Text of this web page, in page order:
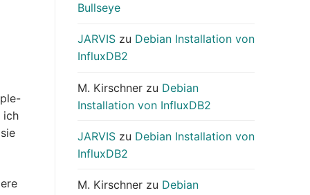
ich
Bullseye
JARVIS zu Debian Installation von
InfluxDB2
M. Kirschner zu Debian
Installation von InfluxDB2
JARVIS zu Debian Installation von
InfluxDB2
M. Kirschner zu Debian